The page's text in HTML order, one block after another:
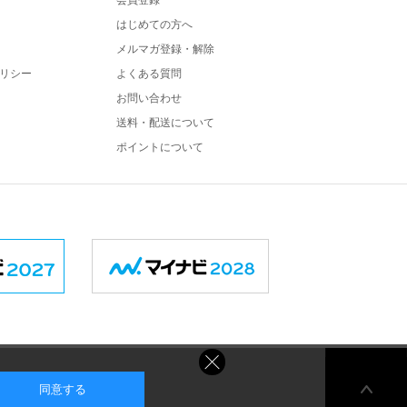
シー
はじめての方へ
メルマガ登録・解除
よくある質問
お問い合わせ
送料・配送について
ポイントについて
同意する